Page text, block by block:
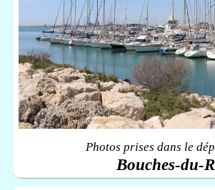
Photos prises dans le
Bouches-du-